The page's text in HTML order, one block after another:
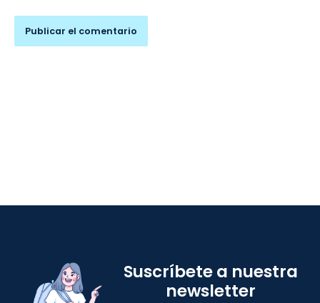
Suscríbete a nuestra
newsletter